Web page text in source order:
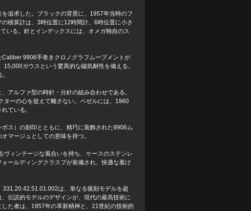
追求した。ブラックの背景に、1957年当時のフ
積算計は、3時位置に12時間計、6時位置に小さ
いる。針とインデックスには、オメガ独自のス
9906手巻きクロノグラフムーブメントが
ガウスという驚異的な磁気耐性を備える。
アルファ型の時針・分針の組み合わせである。
ターの心を捉えて離さない。ベゼルには、1960
ている。
ス）の刻印とともに、精巧に装飾された9906ム
マージュとしての意味を持つ。
ィンテージな風合いを持ち、ケースのステンレ
ールディングクラスプが装備され、快適な着け
は、単なる復刻モデルを超
伝説的モデルのデザインが、現代の最高技術に
た者は、1957年の革新精神と、21世紀の技術的